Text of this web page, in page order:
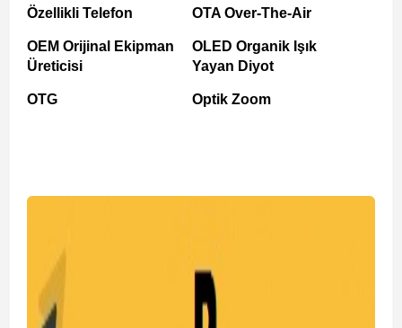
Özellikli Telefon
OEM Orijinal Ekipman
Üreticisi
OTG
OTA Over-The-Air
OLED Organik Işık
Yayan Diyot
Optik Zoom